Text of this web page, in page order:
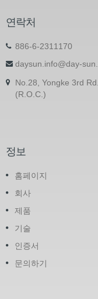
연락처
886-6-2311170
daysun.info@day-
No.28, Yongke 3rd
(R.O.C.)
정보
홈페이지
회사
제품
기술
인증서
문의하기